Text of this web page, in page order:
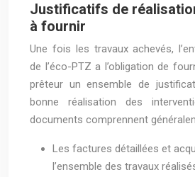
Justificatifs de
à fournir
Une fois les travaux achevés,
de l’éco-PTZ a l’obligation de
prêteur un ensemble de
bonne réalisation des
documents comprennent
Les factures détaillées et
l’ensemble des travaux